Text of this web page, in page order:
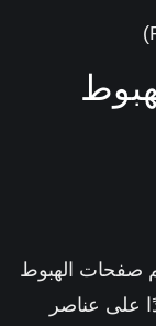
الهبوط
عناصر